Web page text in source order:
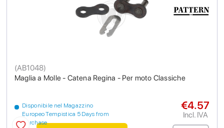
Maglia a Molle - Catena Regina - Per moto Classiche
(AB1048)
Disponibile nel Magazzino
Europeo Tempistica 5 Days from
purchase
€4.57
Incl. IVA